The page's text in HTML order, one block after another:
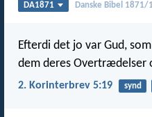
DA1871 Danske Bibel 1871/
Efterdi det jo var Gud,
dem deres Overtrædelser
2. Korinterbrev 5:19 synd